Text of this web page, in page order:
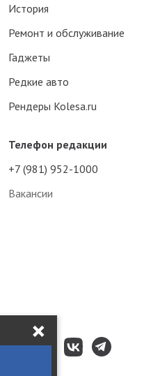
×
Телефон редакции
+7 (981) 952-1000
Вакансии
История
Ремонт и обслуживание
Гаджеты
Редкие авто
Рендеры Kolesa.ru